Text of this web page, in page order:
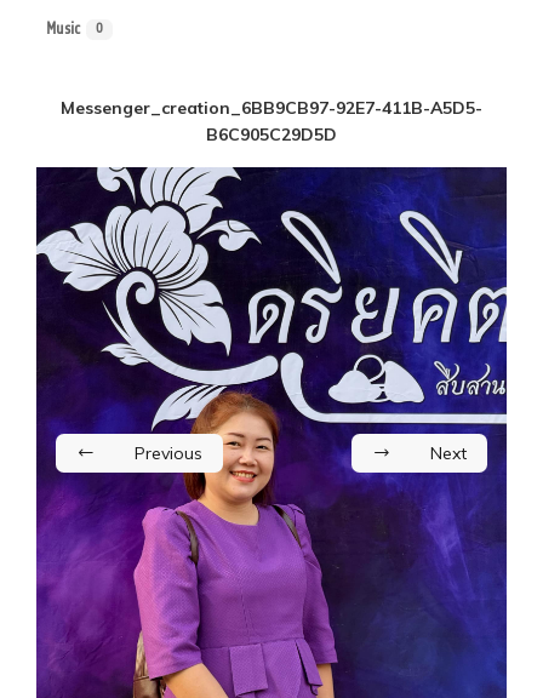
Music 0
Messenger_creation_6BB9CB97-92E7-411B-A5D5-
B6C905C29D5D
Previous Next